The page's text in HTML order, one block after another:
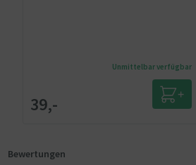
39,-
Unmittelbar verfügbar
Bewertungen